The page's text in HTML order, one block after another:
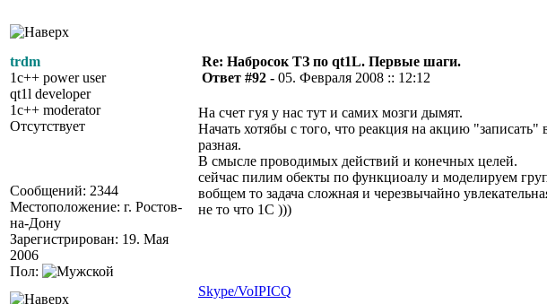
trdm
1c++ power user
qt1l developer
1c++ moderator
Отсутствует
Сообщений: 2344
Местоположение: г. Ростов-
на-Дону
Зарегистрирован: 19. Мая
2006
Пол:
Re: Набросок ТЗ по qt1L. Первые шаги.
Ответ #92 - 05. Февраля 2008 :: 12:12
На счет гуя у нас тут и самих мозги дымят.
Начать хотябы с того, что реакция на акцию
разная.
В смысле проводимых действий и конечных целей.
сейчас пилим обекты по функциоалу и моделируем
вобщем то задача сложная и черезвычайно
не то что 1С )))
Skype/VoIPICQ